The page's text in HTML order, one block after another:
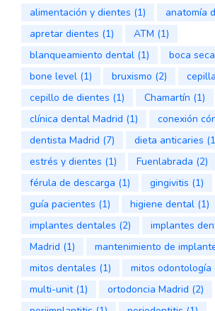
alimentación y dientes (1) anatomía
apretar dientes (1) ATM (1)
blanqueamiento dental (1) boca seca
bone level (1) bruxismo (2)
cepillo de dientes (1) Chamartín (1)
clínica dental Madrid (1) conexión
dentista Madrid (7) dieta anticaries
estrés y dientes (1) Fuenlabrada (2)
férula de descarga (1) gingivitis (1)
guía pacientes (1) higiene dental (1)
implantes dentales (2) implantes
Madrid (1) mantenimiento de
mitos dentales (1) mitos odontología
multi-unit(1) ortodoncia Madrid (2)